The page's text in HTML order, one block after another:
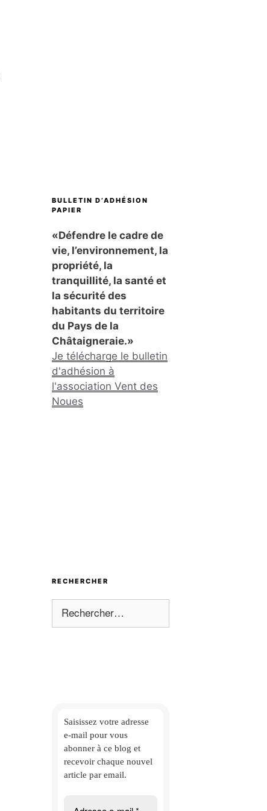
BULLETIN D’ADHÉSION
PAPIER
«Défendre le cadre de
vie, l’environnement, la
propriété, la
tranquillité, la santé et
la sécurité des
habitants du territoire
du Pays de la
Châtaigneraie.»
Je télécharge le bulletin
d'adhésion à
l'association Vent des
Noues
RECHERCHER
Saisissez votre adresse
e-mail pour vous
abonner à ce blog et
recevoir chaque nouvel
article par email.